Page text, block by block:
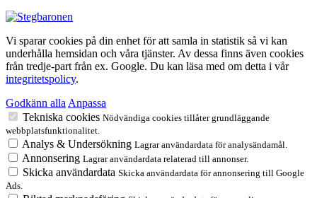
Vi sparar cookies på din enhet för att samla in statistik så vi kan
underhålla hemsidan och våra tjänster. Av dessa finns även cookies
från tredje-part från ex. Google. Du kan läsa med om detta i vår
integritetspolicy.
Godkänn alla Anpassa
Tekniska cookies Nödvändiga cookies tillåter grundläggande
webbplatsfunktionalitet.
Analys & Undersökning Lagrar användardata för analysändamål.
Annonsering Lagrar användardata relaterad till annonser.
Skicka användardata Skicka användardata för annonsering till Google
Ads.